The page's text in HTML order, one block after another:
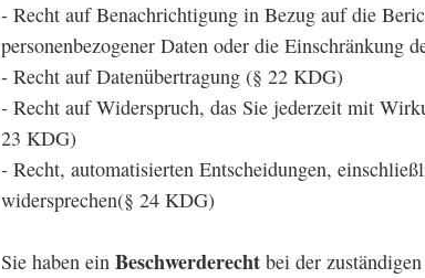
- Recht auf Benachrichtigung in Bezug auf die
personenbezogener Daten oder die Einschränkung
- Recht auf Datenübertragung (§ 22 KDG)
- Recht auf Widerspruch, das Sie jederzeit mit
23 KDG)
- Recht, automatisierten Entscheidungen,
widersprechen(§ 24 KDG)
Sie haben ein Beschwerderecht bei der